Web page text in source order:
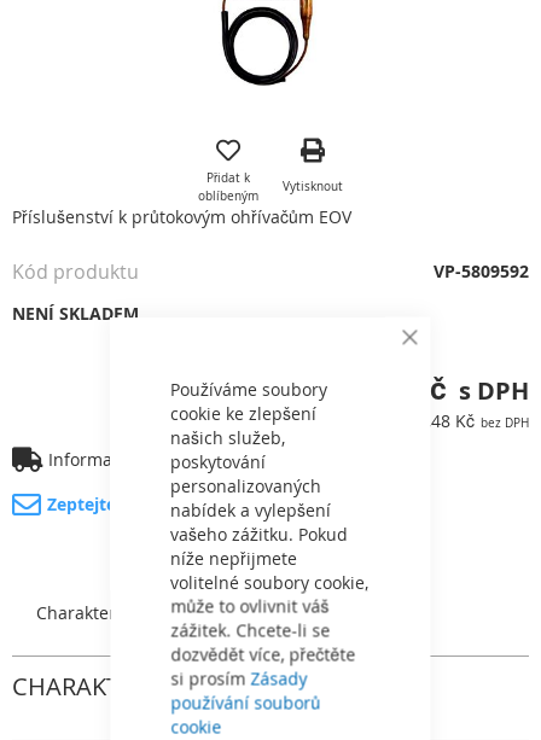
Close
Bar
Používáme soubory
cookie ke zlepšení
našich služeb,
poskytování
personalizovaných
nabídek a vylepšení
vašeho zážitku. Pokud
níže nepřijmete
volitelné soubory cookie,
může to ovlivnit váš
zážitek. Chcete-li se
dozvědět více, přečtěte
si prosímZásady
používání souborů
cookie
s
Přidat k
oblíbeným
Vytisknout
Příslušenství k průtokovým ohřívačům EOV
707,22 Kč
584,48 Kč
NENÍ SKLADEM
Kód produktu VP-5809592
Informace o dopravě
Zeptejte se na produkt
Charakteristický
CHARAKTERISTICKÝ